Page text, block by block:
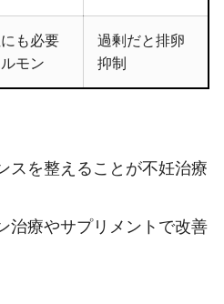
も必要
モン
過剰だと排卵
抑制
スを整えることが不妊治療
治療やサプリメントで改善